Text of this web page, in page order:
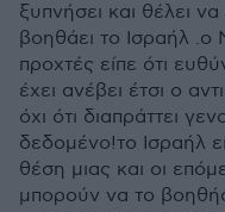
ξυπνήσει και θέλει
βοηθάει το Ισραήλ .ο
προχτές είπε ότι
έχει ανέβει έτσι ο
όχι ότι διαπράττει
δεδομένο!το Ισραήλ
θέση μιας και οι
μπορούν να το